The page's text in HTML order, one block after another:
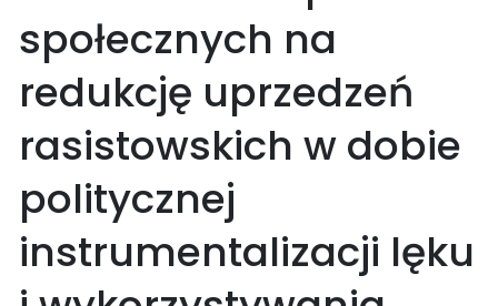
społecznych na
redukcję uprzedzeń
rasistowskich w dobie
politycznej
instrumentalizacji lęku